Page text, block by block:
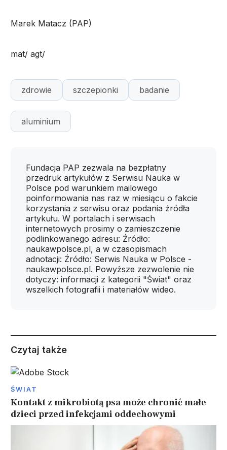
Marek Matacz (PAP)
mat/ agt/
zdrowie szczepionki badanie
aluminium
Fundacja PAP zezwala na bezpłatny
przedruk artykułów z Serwisu Nauka w
Polsce pod warunkiem mailowego
poinformowania nas raz w miesiącu o fakcie
korzystania z serwisu oraz podania źródła
artykułu. W portalach i serwisach
internetowych prosimy o zamieszczenie
podlinkowanego adresu: Źródło:
naukawpolsce.pl, a w czasopismach
adnotacji: Źródło: Serwis Nauka w Polsce -
naukawpolsce.pl. Powyższe zezwolenie nie
dotyczy: informacji z kategorii "Świat" oraz
wszelkich fotografii i materiałów wideo.
Czytaj także
ŚWIAT
Kontakt z mikrobiotą psa może chronić małe
dzieci przed infekcjami oddechowymi